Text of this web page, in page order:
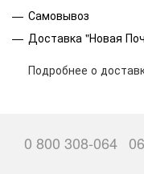
Самовывоз
Доставка "Новая
Подробнее о
0 800 308-064